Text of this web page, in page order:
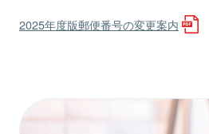
2025年度版郵便番号の変更案内